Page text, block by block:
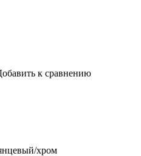
к сравнению
хром